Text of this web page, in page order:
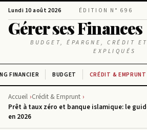
Lundi 10 août 2026 ÉDITION N° 696
Gérer ses Finances
BUDGET, ÉPARGNE, CRÉDIT
EXPLIQUÉS
FINANCIER BUDGET CRÉDIT & EMPRUNT
Accueil Crédit & Emprunt
Prêt à taux zéro et banque islamique: le
en 2026